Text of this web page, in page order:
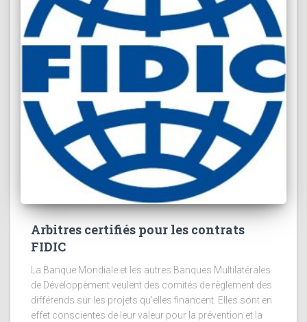
Arbitres certifiés pour les contrats
FIDIC
La Banque Mondiale et les autres Banques Multilatérales
de Développement veulent des comités de règlement des
différends sur les projets qu’elles financent. Elles sont en
effet conscientes de leur valeur pour la prévention et la